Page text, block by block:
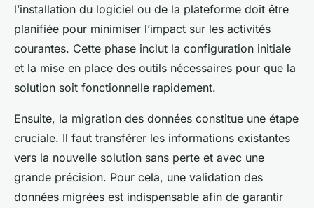
l’installation du logiciel ou de la plateforme doit être
planifiée pour minimiser l’impact sur les activités
courantes. Cette phase inclut la configuration initiale
et la mise en place des outils nécessaires pour que la
solution soit fonctionnelle rapidement.
Ensuite, la migration des données constitue une étape
cruciale. Il faut transférer les informations existantes
vers la nouvelle solution sans perte et avec une
grande précision. Pour cela, une validation des
données migrées est indispensable afin de garantir